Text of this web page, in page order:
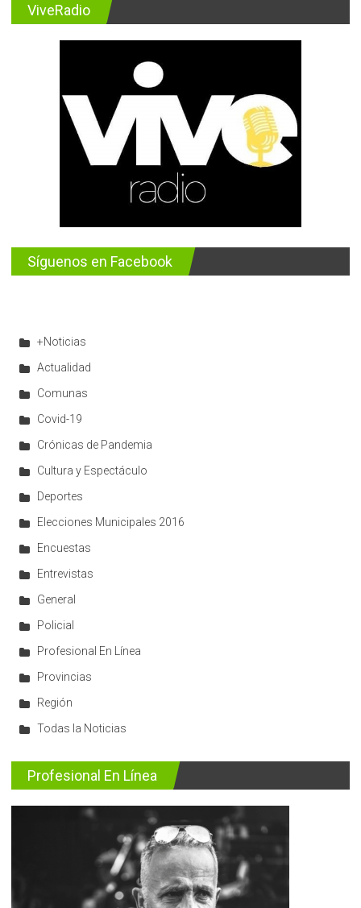
ViveRadio
Síguenos en Facebook
+Noticias
Actualidad
Comunas
Covid-19
Crónicas de Pandemia
Cultura y Espectáculo
Deportes
Elecciones Municipales 2016
Encuestas
Entrevistas
General
Policial
Profesional En Línea
Provincias
Región
Todas la Noticias
Profesional En Línea